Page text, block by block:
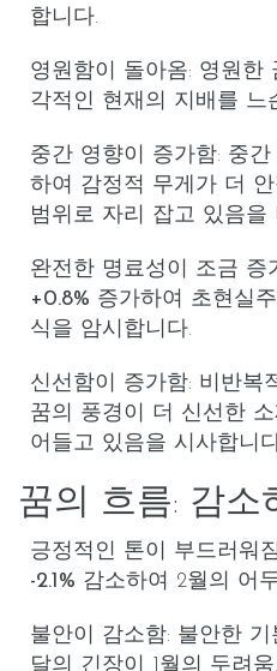
합니다.
영원함이 돌아옴: 영원한
각적인 현재의 지배를 느
중간 영향이 증가함: 중간
하여 감정적 무게가 더
범위로 자리 잡고 있음을
완전한 명료성이 조금 증
+0.8% 증가하여 초현실
식을 암시합니다.
신선함이 증가함: 비반복
꿈의 풍경이 더 신선한
어들고 있음을 시사합니
꿈의 흐름: 감소
긍정적인 톤이 부드러워
-2.1% 감소하여 2월의 어
불안이 감소함: 불안한 기
달의 긴장이 1월의 두려